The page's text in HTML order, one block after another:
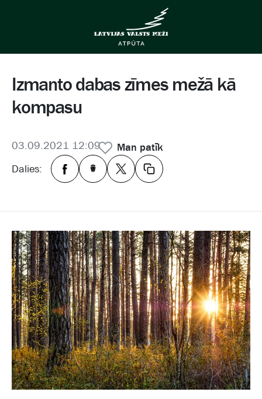
Izmanto dabas zīmes mežā kā
kompasu
03.09.2021 12:09
Man patīk
Dalies: